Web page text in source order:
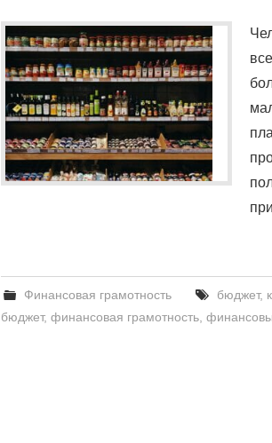
Финансовая грамотность бюджет,
бюджет, финансовая грамотность